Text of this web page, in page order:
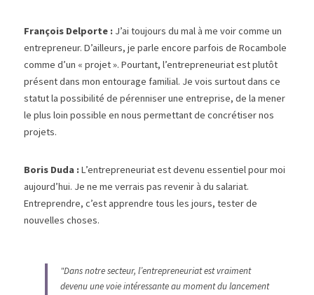
François Delporte : J’ai toujours du mal à me voir comme un
entrepreneur. D’ailleurs, je parle encore parfois de Rocambole
comme d’un « projet ». Pourtant, l’entrepreneuriat est plutôt
présent dans mon entourage familial. Je vois surtout dans ce
statut la possibilité de pérenniser une entreprise, de la mener
le plus loin possible en nous permettant de concrétiser nos
projets.
Boris Duda : L’entrepreneuriat est devenu essentiel pour moi
aujourd’hui. Je ne me verrais pas revenir à du salariat.
Entreprendre, c’est apprendre tous les jours, tester de
nouvelles choses.
"Dans notre secteur, l’entrepreneuriat est vraiment
devenu une voie intéressante au moment du lancement